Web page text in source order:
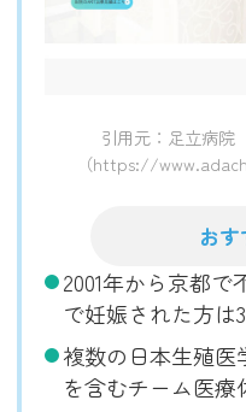
引用元：足立病
（https://
お
2001年から京都
で妊娠された方は
複数の日本生殖医
を含むチーム医療